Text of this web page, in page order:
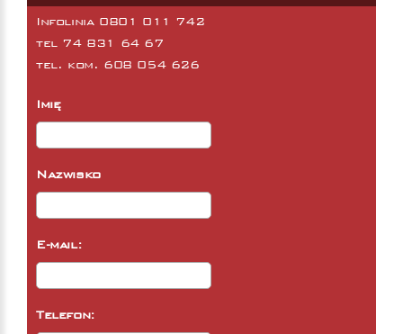
Infolinia 0801 011 742
tel 74 831 64 67
tel. kom. 608 054 626
Imię
Nazwisko
E-mail:
Telefon: